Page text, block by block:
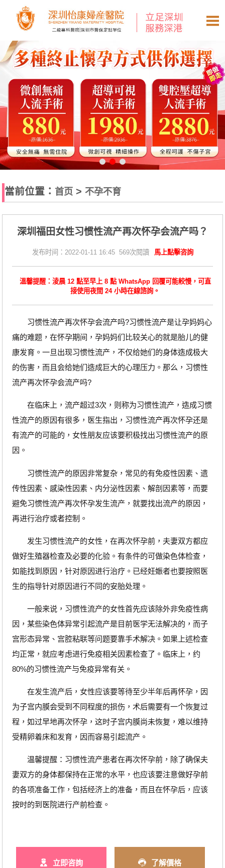
當前位置： 首页 > 不孕不育
深圳福田女性习惯性流产再次怀孕会流产吗？
发布时间：2022-01-11 16:45 569次閱讀 馬上點擊咨詢
溫馨提醒：淩晨 12 點至早上 8 點 WhatsApp 回覆可能較慢，可直
接使用夜間 24 小時在線諮詢。
习惯性流产再次怀孕会流产吗?习惯性流产是让孕妈妈心
痛的难题，在怀孕期间，孕妈妈们比较关心的就是胎儿的健
康发育。一旦出现习惯性流产，不仅给她们的身体造成极大
的伤害，而且会给她们造成巨大的心理压力。那么，习惯性
流产再次怀孕会流产吗?
在临床上，流产超过3次，则称为习惯性流产，造成习惯
性流产的原因有很多，医生指出，习惯性流产再次怀孕还是
有流产的可能的，女性朋友应该要积极找出习惯性流产的原
因。
习惯性流产的原因非常复杂，常见的有免疫性因素、遗
传性因素、感染性因素、内分泌性因素、解剖因素等，而要
避免习惯性流产再次怀孕发生流产，就要找出流产的原因，
再进行治疗或者控制。
发生习惯性流产的女性，在再次怀孕前，夫妻双方都应
做好生殖器检查及必要的化验。有条件的可做染色体检查，
如能找到原因，针对原因进行治疗。已经妊娠者也要按照医
生的指导针对原因进行不同的安胎处理。
一般来说，习惯性流产的女性首先应该除外非免疫性病
因，某些染色体异常引起流产是目前医学无法解决的，而子
宫形态异常、宫腔粘联等问题要靠手术解决。如果上述检查
均正常，就应考虑进行免疫相关因素检查了。临床上，约
80%的习惯性流产与免疫异常有关。
在发生流产后，女性应该要等待至少半年后再怀孕，因
为子宫内膜会受到不同程度的损伤，术后需要有一个恢复过
程，如过早地再次怀孕，这时子宫内膜尚未恢复，难以维持
受精卵着床和发育，因而容易引起流产。
温馨提醒：习惯性流产患者在再次怀孕前，除了确保夫
妻双方的身体都保持在正常的水平，也应该要注意做好孕前
的各项准备工作，包括经济上的准备，而且在怀孕后，应该
按时的到医院进行产前检查。
立即咨詢 了解價格